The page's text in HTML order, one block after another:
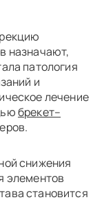
назначают,
патология
и
лечение
брекет–
снижения
элементов
становится